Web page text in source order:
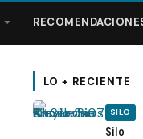
LO + RECIENTE
SILO
Silo